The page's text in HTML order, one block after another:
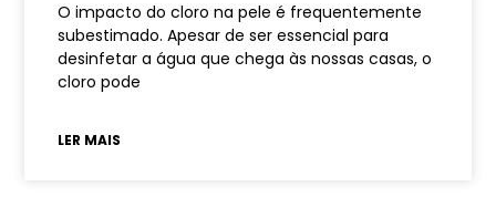
O impacto do cloro na pele é frequentemente
subestimado. Apesar de ser essencial para
desinfetar a água que chega às nossas casas, o
cloro pode
LER MAIS